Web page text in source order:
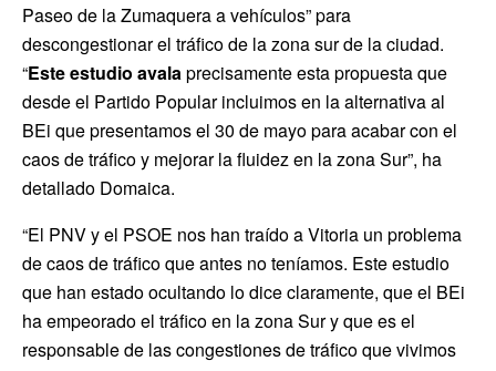
Paseo de la Zumaquera a vehículos” para
descongestionar el tráfico de la zona sur de la ciudad.
“Este estudio avala precisamente esta propuesta que
desde el Partido Popular incluimos en la alternativa al
BEi que presentamos el 30 de mayo para acabar con el
caos de tráfico y mejorar la fluidez en la zona Sur”, ha
detallado Domaica.
“El PNV y el PSOE nos han traído a Vitoria un problema
de caos de tráfico que antes no teníamos. Este estudio
que han estado ocultando lo dice claramente, que el BEi
ha empeorado el tráfico en la zona Sur y que es el
responsable de las congestiones de tráfico que vivimos